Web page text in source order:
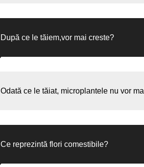
După ce le tăiem,vor mai creste?
Odată ce le tăiat, microplantele nu vor
Ce reprezintă flori comestibile?